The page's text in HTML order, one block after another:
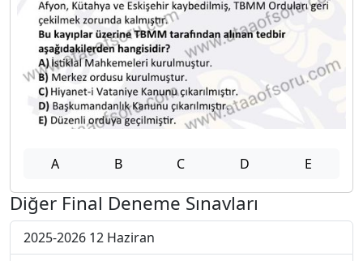
A B C D E
Diğer Final Deneme Sınavları
2025-2026 12 Haziran